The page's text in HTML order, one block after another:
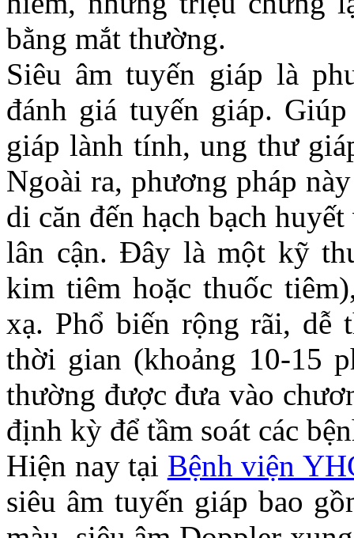
bằng mắt thường.
Siêu âm tuyến giáp là
đánh giá tuyến giáp.
giáp lành tính, ung thư
Ngoài ra, phương pháp
di căn đến hạch bạch
lân cận. Đây là một kỹ
kim tiêm hoặc thuốc
xạ. Phổ biến rộng rãi, dễ
thời gian (khoảng 10-15
thường được đưa vào
định kỳ để tầm soát các
Hiện nay tại Bệnh viện
siêu âm tuyến giáp bao